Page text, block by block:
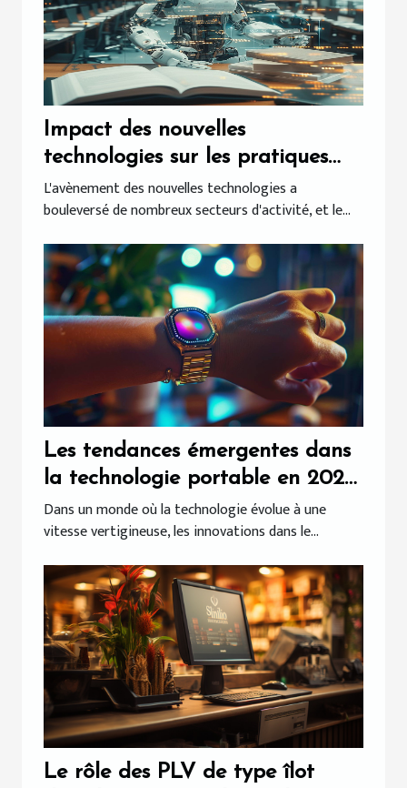
Impact des nouvelles
technologies sur les pratiques
juridiques actuelles
L'avènement des nouvelles technologies a
bouleversé de nombreux secteurs d'activité, et le...
Les tendances émergentes dans
la technologie portable en 2024
: Comment elles façonnent notre
quotidien
Dans un monde où la technologie évolue à une
vitesse vertigineuse, les innovations dans le...
Le rôle des PLV de type îlot